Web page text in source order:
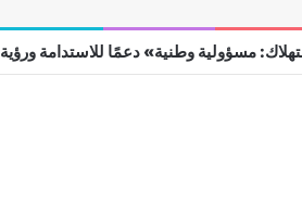
مسؤولية وطنية» دعمًا للاستدامة ورؤية